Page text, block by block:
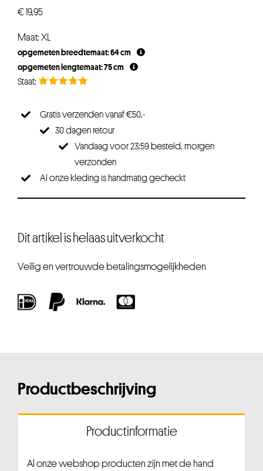
€19,95
Maat: XL
opgemeten breedtemaat: 64 cm
opgemeten lengtemaat: 75 cm
Gratis verzenden vanaf €50,-
30 dagen retour
Vandaag voor 23:59 besteld, morgen
verzonden
Al onze kleding is handmatig gecheckt
Dit artikel is helaas uitverkocht
Veilig en vertrouwde betalingsmogelijkheden
Productbeschrijving
Productinformatie
Al onze webshop producten zijn met de hand